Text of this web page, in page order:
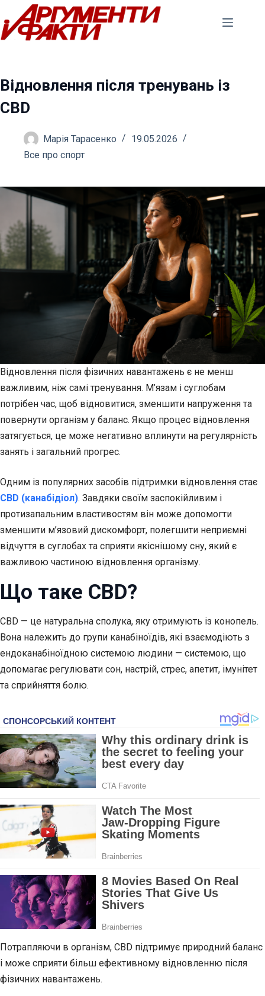
Перейти
до
вмісту
Відновлення після тренувань із
CBD
Марія Тарасенко
19.05.2026
Все про спорт
Відновлення після фізичних навантажень є не менш
важливим, ніж самі тренування. М’язам і суглобам
потрібен час, щоб відновитися, зменшити напруження та
повернути організм у баланс. Якщо процес відновлення
затягується, це може негативно вплинути на регулярність
занять і загальний прогрес.
Одним із популярних засобів підтримки відновлення стає
CBD (канабідіол). Завдяки своїм заспокійливим і
протизапальним властивостям він може допомогти
зменшити м’язовий дискомфорт, полегшити неприємні
відчуття в суглобах та сприяти якіснішому сну, який є
важливою частиною відновлення організму.
Що таке CBD?
CBD — це натуральна сполука, яку отримують із конопель.
Вона належить до групи канабіноїдів, які взаємодіють з
ендоканабіноїдною системою людини — системою, що
допомагає регулювати сон, настрій, стрес, апетит, імунітет
та сприйняття болю.
Потрапляючи в організм, CBD підтримує природний баланс
і може сприяти більш ефективному відновленню після
фізичних навантажень.